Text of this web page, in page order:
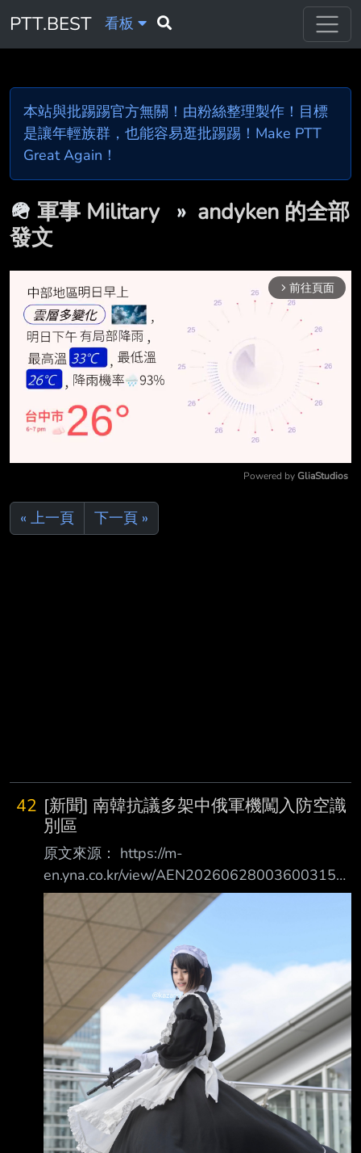
PTT.BEST 看板
本站與批踢踢官方無關！由粉絲整理製作！目標
是讓年輕族群，也能容易逛批踢踢！Make PTT
Great Again！
🪖 軍事 Military » andyken 的全部
發文
arrow_forward_ios 前往頁面
Powered by GliaStudios
« 上一頁 下一頁 »
42 [新聞] 南韓抗議多架中俄軍機闖入防空識
別區
原文來源： https://m-
en.yna.co.kr/view/AEN20260628003600315
韓聯社 原文摘要： 南韓政府於週日就中國與俄
羅斯軍機前一天未經授權進入南韓防空識別區
（KADIZ）一事， 向中俄兩國提出強烈抗議。南
韓國防部公布了這項消息 週六，短暫進入後離
開位於南韓東部及南部海域上空的南韓防空識
別區（KADIZ） 南韓國防部表示，一名國防部官
員召見中國及俄羅斯駐首爾大使館的武官，並就
未經授權進 入防空識別區一事提出「強烈抗
議」。國防部表示：「該官員敦促這兩國採取措
施，以防止